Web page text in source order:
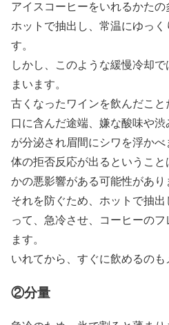
アイスコーヒーをいれるかた
ホットで抽出し、常温にゆっ
す。
しかし、このような緩慢冷却
まいます。
古くなったワインを飲んだこと
口に含んだ途端、嫌な酸味や
が分泌され眉間にシワを浮かべ
体の拒否反応が出るというこ
かの悪影響がある可能性があり
それを防ぐため、ホットで抽
って、急冷させ、コーヒーの
ます。
いれてから、すぐに飲めるのも
②分量